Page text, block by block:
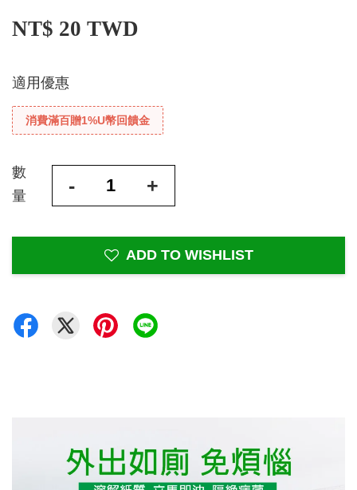
NT$ 20 TWD
適用優惠
消費滿百贈1%U幣回饋金
數
量
- +
ADD TO WISHLIST